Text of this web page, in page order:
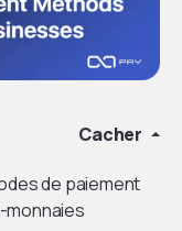
Cacher
de paiement